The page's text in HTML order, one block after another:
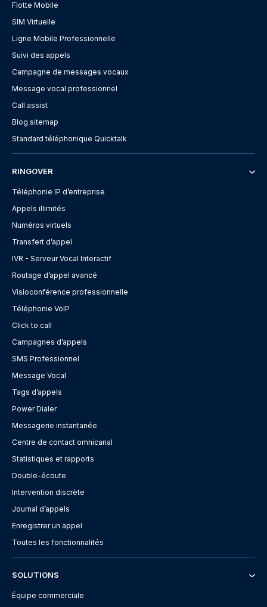
Flotte Mobile
SIM Virtuelle
Ligne Mobile Professionnelle
Suivi des appels
Campagne de messages vocaux
Message vocal professionnel
Call assist
Blog sitemap
Standard téléphonique Quicktalk
RINGOVER
Téléphonie IP d’entreprise
Appels illimités
Numéros virtuels
Transfert d’appel
IVR - Serveur Vocal Interactif
Routage d’appel avancé
Visioconférence professionnelle
Téléphonie VoIP
Click to call
Campagnes d’appels
SMS Professionnel
Message Vocal
Tags d’appels
Power Dialer
Messagerie instantanée
Centre de contact omnicanal
Statistiques et rapports
Double-écoute
Intervention discrète
Journal d’appels
Enregistrer un appel
Toutes les fonctionnalités
SOLUTIONS
Équipe commerciale